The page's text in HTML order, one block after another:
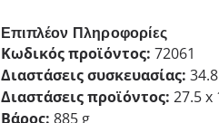
Επιπλέον Πληροφορίες
Κωδικός προϊόντος: 72061
Διαστάσεις συσκευασίας:
Διαστάσεις προϊόντος: 27.5 x
Βάρος: 885 g